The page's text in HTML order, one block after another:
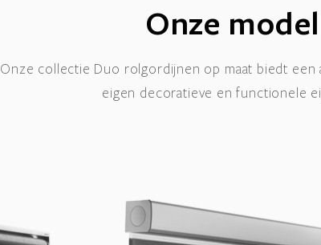
Onze
Onze collectie Duo rolgordijnen op maat biedt een
eigen decoratieve en functionele